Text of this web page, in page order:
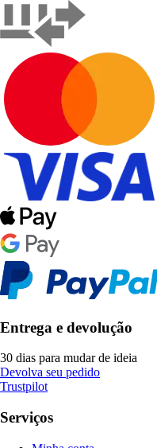
Entrega e devolução
30 dias para mudar de ideia
Devolva seu pedido
Trustpilot
Serviços